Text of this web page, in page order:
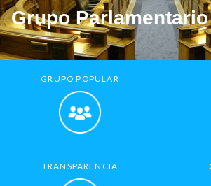
Grupo
GRUPO POPULAR
TRANSPARENCIA